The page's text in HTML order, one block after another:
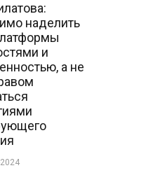
наделить
и
а не